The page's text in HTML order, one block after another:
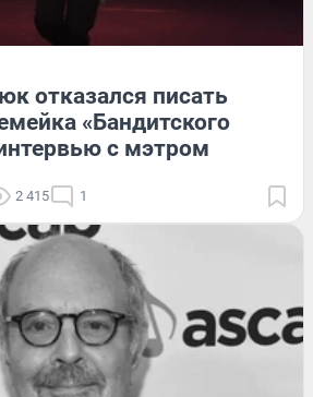
отказался писать
«Бандитского
с мэтром
2 415 1